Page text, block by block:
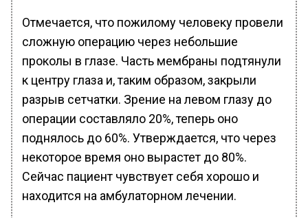
Отмечается, что пожилому человеку провели
сложную операцию через небольшие
проколы в глазе. Часть мембраны подтянули
к центру глаза и, таким образом, закрыли
разрыв сетчатки. Зрение на левом глазу до
операции составляло 20%, теперь оно
поднялось до 60%. Утверждается, что через
некоторое время оно вырастет до 80%.
Сейчас пациент чувствует себя хорошо и
находится на амбулаторном лечении.